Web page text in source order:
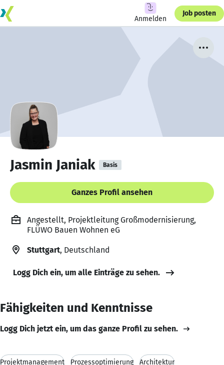
Anmelden
Job posten
Jasmin Janiak Basis
Ganzes Profil ansehen
Angestellt, Projektleitung Großmodernisierung,
FLÜWO Bauen Wohnen eG
Stuttgart, Deutschland
Logg Dich ein, um alle Einträge zu sehen.
Fähigkeiten und Kenntnisse
Logg Dich jetzt ein, um das ganze Profil zu sehen.
Projektmanagement Prozessoptimierung Architektur